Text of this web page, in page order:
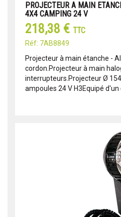
PROJECTEUR A MAIN
4X4 CAMPING 24 V
218,38 € TTC
Réf: 7AB8849
Projecteur à main étanche -
cordon.Projecteur à main
interrupteurs.Projecteur Ø
ampoules 24 V H3Equipé d'un